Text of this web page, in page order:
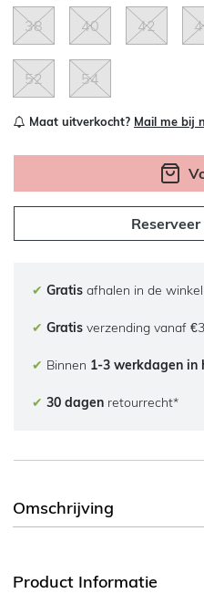
38 40 42
52 54
Maat uitverkocht? Mail me bij
✔ Gratis afhalen in de winkel
✔ Gratis verzending vanaf
✔ Binnen 1-3 werkdagen in
✔ 30 dagen retourrecht*
Omschrijving
Product Informatie